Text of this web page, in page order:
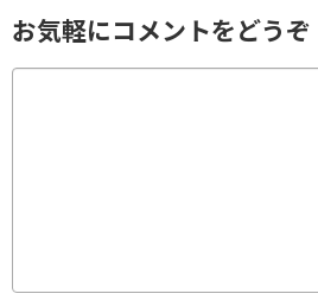
お気軽にコメントをどうぞ